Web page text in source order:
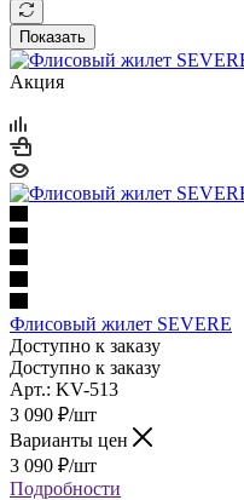
Показать
Акция
Флисовый жилет SEVERE
Доступно к заказу
Доступно к заказу
Арт.: KV-513
3 090 ₽/шт
Варианты цен
3 090 ₽/шт
Подробности